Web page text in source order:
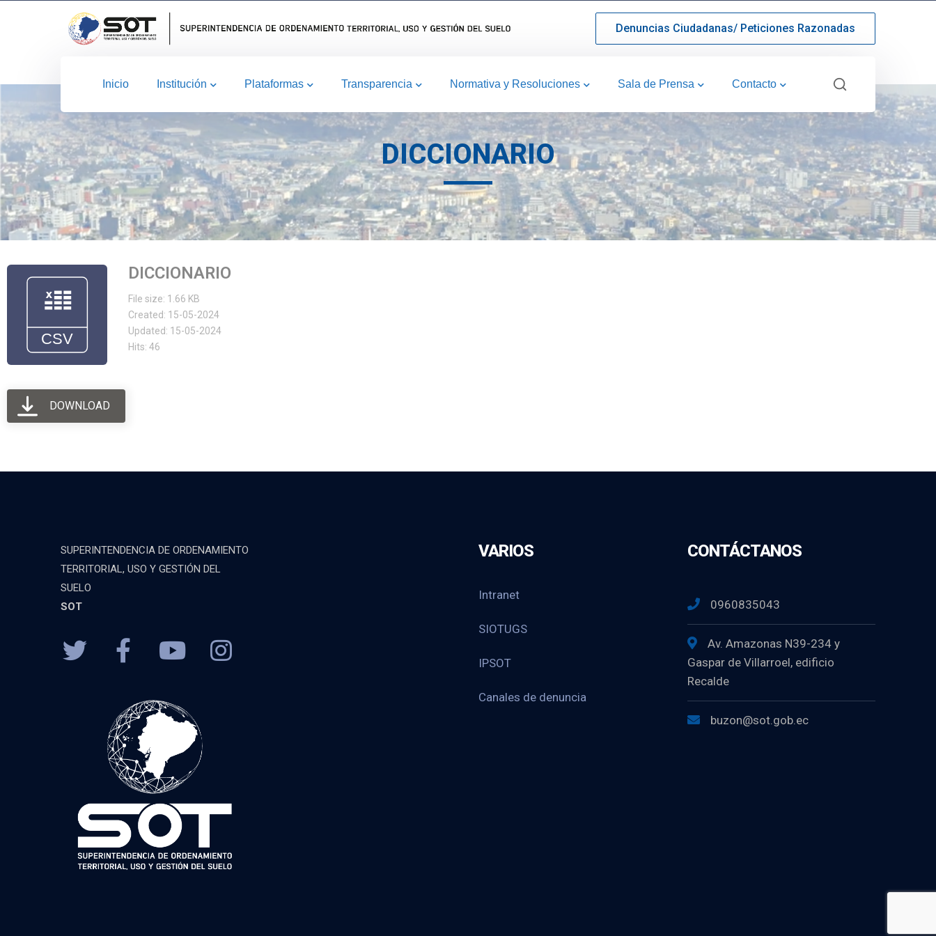
Denuncias Ciudadanas/ Peticiones Razonadas
Inicio Institución Plataformas Transparencia Normativa y Resoluciones Sala de Prensa Contacto
DICCIONARIO
DICCIONARIO
File size: 1.66 KB
Created: 15-05-2024
Updated: 15-05-2024
Hits: 46
DOWNLOAD
SUPERINTENDENCIA DE ORDENAMIENTO
TERRITORIAL, USO Y GESTIÓN DEL
SUELO
SOT
VARIOS
Intranet
SIOTUGS
IPSOT
Canales de denuncia
CONTÁCTANOS
0960835043
Av. Amazonas N39-234 y
Gaspar de Villarroel, edificio
Recalde
buzon@sot.gob.ec